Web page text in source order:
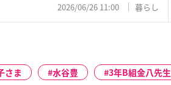
2026/06/26 11:00 暮らし
さま 水谷豊 3年B組金八先生